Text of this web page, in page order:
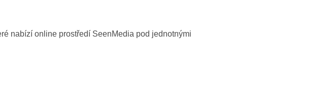
nabízí online prostředí SeenMedia pod jednotnými